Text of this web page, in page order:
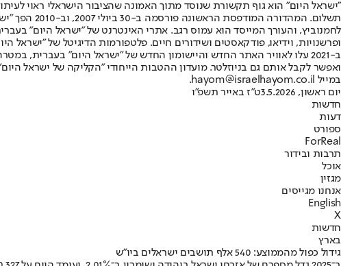
"ישראל היום" הוא גוף תקשורת שנוסד מתוך האמונה שהציבור הישראלי ראוי
תשלום.
ופרשנויות, וידיאו, פודקאסטים ושידורים חיים. פלטפורמות הדיגיטל של "ישראל
ב-2021 עלו לאוויר האתר החדש והיישומון החדש של "ישראל היום"
ואפשר לקבל אותם גם בניוזלטר. מועדון ההטבות הייחודי "הקליקה של ישראל
במייל hayom@israelhayom.co.il.
יום ראשון, 3.5.2026
ט"ז באייר תשפ"ו
חדשות
דעות
ספורט
ForReal
תרבות ובידור
אוכל
מגזין
אנחנו מגייסים
English
X
חדשות
בארץ
גידול כפול מהממוצע: 540 אלף תושבים ישראלים ביו"ש